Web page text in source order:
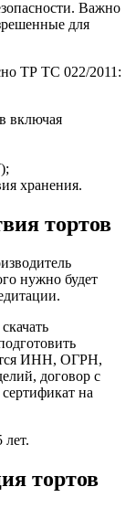
Важно
для
ТР ТС 022/2011:
включая
хранения.
тортов
нужно будет
ИНН, ОГРН,
договор с
на
лет.
тортов